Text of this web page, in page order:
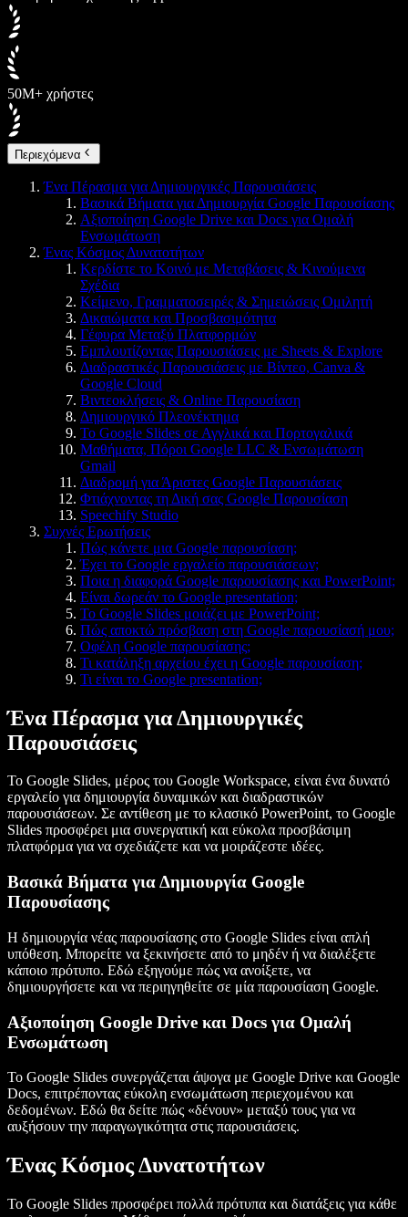
50M+ χρήστες
Περιεχόμενα
Ένα Πέρασμα για Δημιουργικές Παρουσιάσεις
Βασικά Βήματα για Δημιουργία Google Παρουσίασης
Αξιοποίηση Google Drive και Docs για Ομαλή
Ενσωμάτωση
Ένας Κόσμος Δυνατοτήτων
Κερδίστε το Κοινό με Μεταβάσεις & Κινούμενα
Σχέδια
Κείμενο, Γραμματοσειρές & Σημειώσεις Ομιλητή
Δικαιώματα και Προσβασιμότητα
Γέφυρα Μεταξύ Πλατφορμών
Εμπλουτίζοντας Παρουσιάσεις με Sheets & Explore
Διαδραστικές Παρουσιάσεις με Βίντεο, Canva &
Google Cloud
Βιντεοκλήσεις & Online Παρουσίαση
Δημιουργικό Πλεονέκτημα
Το Google Slides σε Αγγλικά και Πορτογαλικά
Μαθήματα, Πόροι Google LLC & Ενσωμάτωση
Gmail
Διαδρομή για Άριστες Google Παρουσιάσεις
Φτιάχνοντας τη Δική σας Google Παρουσίαση
Speechify Studio
Συχνές Ερωτήσεις
Πώς κάνετε μια Google παρουσίαση;
Έχει το Google εργαλείο παρουσιάσεων;
Ποια η διαφορά Google παρουσίασης και PowerPoint;
Είναι δωρεάν το Google presentation;
Το Google Slides μοιάζει με PowerPoint;
Πώς αποκτώ πρόσβαση στη Google παρουσίασή μου;
Οφέλη Google παρουσίασης;
Τι κατάληξη αρχείου έχει η Google παρουσίαση;
Τι είναι το Google presentation;
Ένα Πέρασμα για Δημιουργικές
Παρουσιάσεις
Το Google Slides, μέρος του Google Workspace, είναι ένα δυνατό
εργαλείο για δημιουργία δυναμικών και διαδραστικών
παρουσιάσεων. Σε αντίθεση με το κλασικό PowerPoint, το Google
Slides προσφέρει μια συνεργατική και εύκολα προσβάσιμη
πλατφόρμα για να σχεδιάζετε και να μοιράζεστε ιδέες.
Βασικά Βήματα για Δημιουργία Google
Παρουσίασης
Η δημιουργία νέας παρουσίασης στο Google Slides είναι απλή
υπόθεση. Μπορείτε να ξεκινήσετε από το μηδέν ή να διαλέξετε
κάποιο πρότυπο. Εδώ εξηγούμε πώς να ανοίξετε, να
δημιουργήσετε και να περιηγηθείτε σε μία παρουσίαση Google.
Αξιοποίηση Google Drive και Docs για Ομαλή
Ενσωμάτωση
Το Google Slides συνεργάζεται άψογα με Google Drive και Google
Docs, επιτρέποντας εύκολη ενσωμάτωση περιεχομένου και
δεδομένων. Εδώ θα δείτε πώς «δένουν» μεταξύ τους για να
αυξήσουν την παραγωγικότητα στις παρουσιάσεις.
Ένας Κόσμος Δυνατοτήτων
Το Google Slides προσφέρει πολλά πρότυπα και διατάξεις για κάθε